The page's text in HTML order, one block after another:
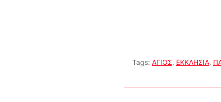
Tags: ΑΓΙΟΣ, ΕΚΚΛΗΣΙΑ,